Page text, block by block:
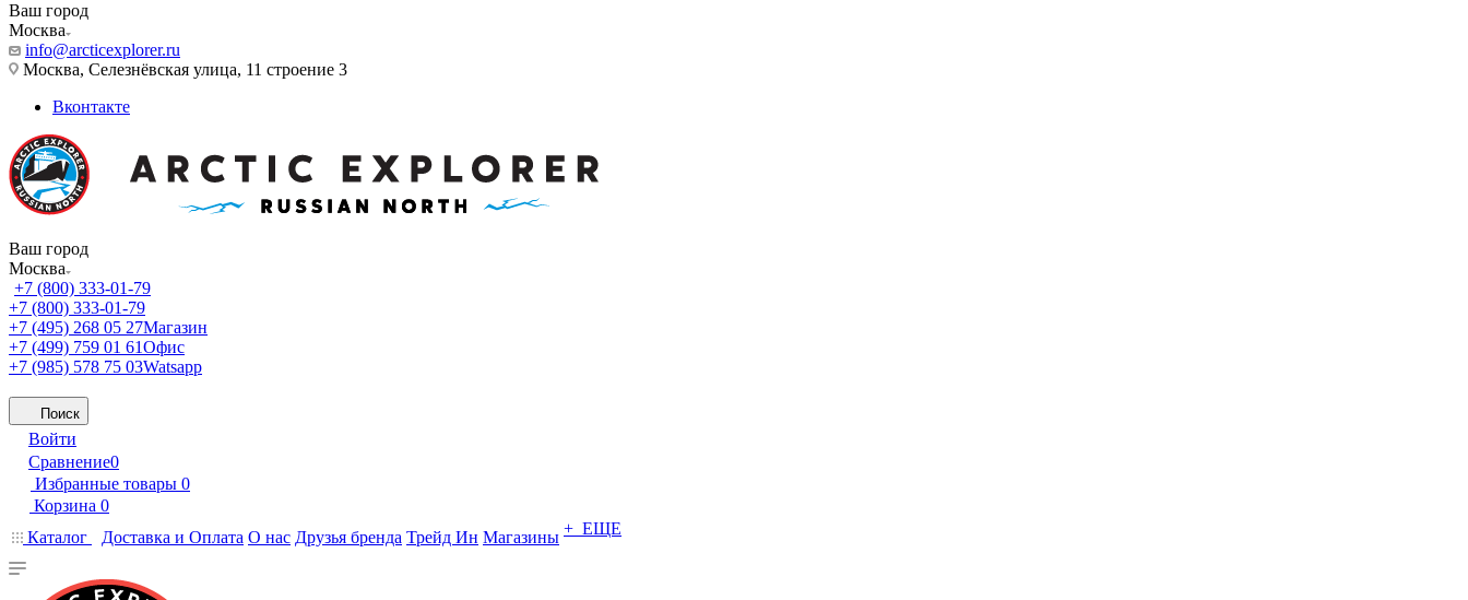
Ваш город
Москва
info@arcticexplorer.ru
Москва, Селезнёвская улица, 11 строение 3
Вконтакте
Ваш город
Москва
+7 (800) 333-01-79
+7 (800) 333-01-79
+7 (495) 268 05 27Магазин
+7 (499) 759 01 61Офис
+7 (985) 578 75 03Watsapp
Поиск
Войти
Сравнение0
Избранные товары 0
Корзина 0
Каталог
Доставка и Оплата О нас Друзья бренда Трейд Ин Магазины + ЕЩЕ